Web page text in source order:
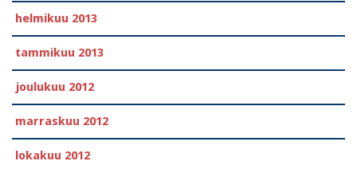
helmikuu 2013
tammikuu 2013
joulukuu 2012
marraskuu 2012
lokakuu 2012